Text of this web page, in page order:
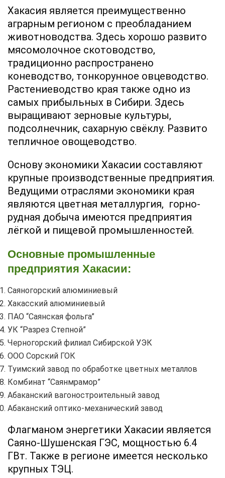
Хакасия является преимущественно
аграрным регионом с преобладанием
животноводства. Здесь хорошо развито
мясомолочное скотоводство,
традиционно распространено
коневодство, тонкорунное овцеводство.
Растениеводство края также одно из
самых прибыльных в Сибири. Здесь
выращивают зерновые культуры,
подсолнечник, сахарную свёклу. Развито
тепличное овощеводство.
Основу экономики Хакасии составляют
крупные производственные предприятия.
Ведущими отраслями экономики края
являются цветная металлургия, горно-
рудная добыча имеются предприятия
лёгкой и пищевой промышленностей.
Основные промышленные
предприятия Хакасии:
Саяногорский алюминиевый
Хакасский алюминиевый
ПАО “Саянская фольга”
УК “Разрез Степной”
Черногорский филиал Сибирской УЭК
ООО Сорский ГОК
Туимский завод по обработке цветных металлов
Комбинат “Саянмрамор”
Абаканский вагоностроительный завод
Абаканский оптико-механический завод
Флагманом энергетики Хакасии является
Саяно-Шушенская ГЭС, мощностью 6.4
ГВт. Также в регионе имеется несколько
крупных ТЭЦ.